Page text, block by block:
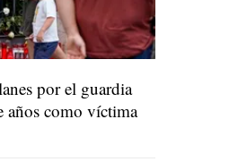
por el guardia
años como víctima